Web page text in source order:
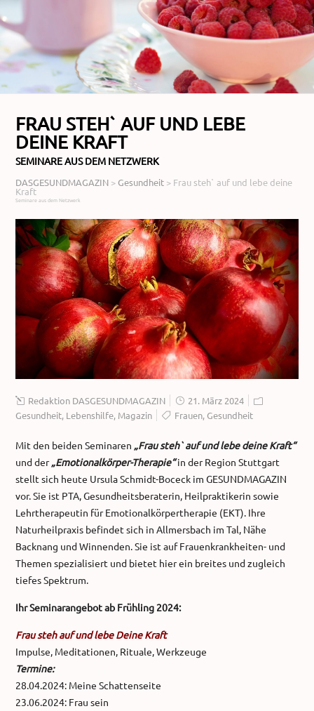
FRAU STEH` AUF UND LEBE
DEINE KRAFT
SEMINARE AUS DEM NETZWERK
DASGESUNDMAGAZIN >Gesundheit > Frau steh` auf und lebe deine
Kraft
Seminare aus dem Netzwerk
Redaktion DASGESUNDMAGAZIN
21. März 2024
Gesundheit, Lebenshilfe, Magazin Frauen,Gesundheit
Mit den beiden Seminaren „Frau steh` auf und lebe deine Kraft“
und der„Emotionalkörper-Therapie“in der Region Stuttgart
stellt sich heute Ursula Schmidt-Boceck im GESUNDMAGAZIN
vor. Sie ist PTA, Gesundheitsberaterin, Heilpraktikerin sowie
Lehrtherapeutin für Emotionalkörpertherapie (EKT). Ihre
Naturheilpraxis befindet sich in Allmersbach im Tal, Nähe
Backnang und Winnenden. Sie ist auf Frauenkrankheiten- und
Themen spezialisiert und bietet hier ein breites und zugleich
tiefes Spektrum.
Ihr Seminarangebot ab Frühling 2024:
Frau steh auf und lebe Deine Kraft
Impulse, Meditationen, Rituale, Werkzeuge
Termine:
28.04.2024: Meine Schattenseite
23.06.2024: Frau sein